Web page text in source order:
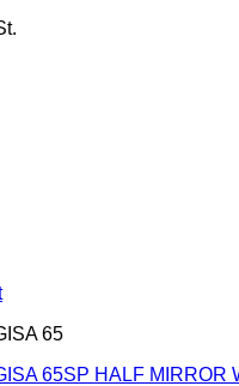
65
65SP HALF MIRROR